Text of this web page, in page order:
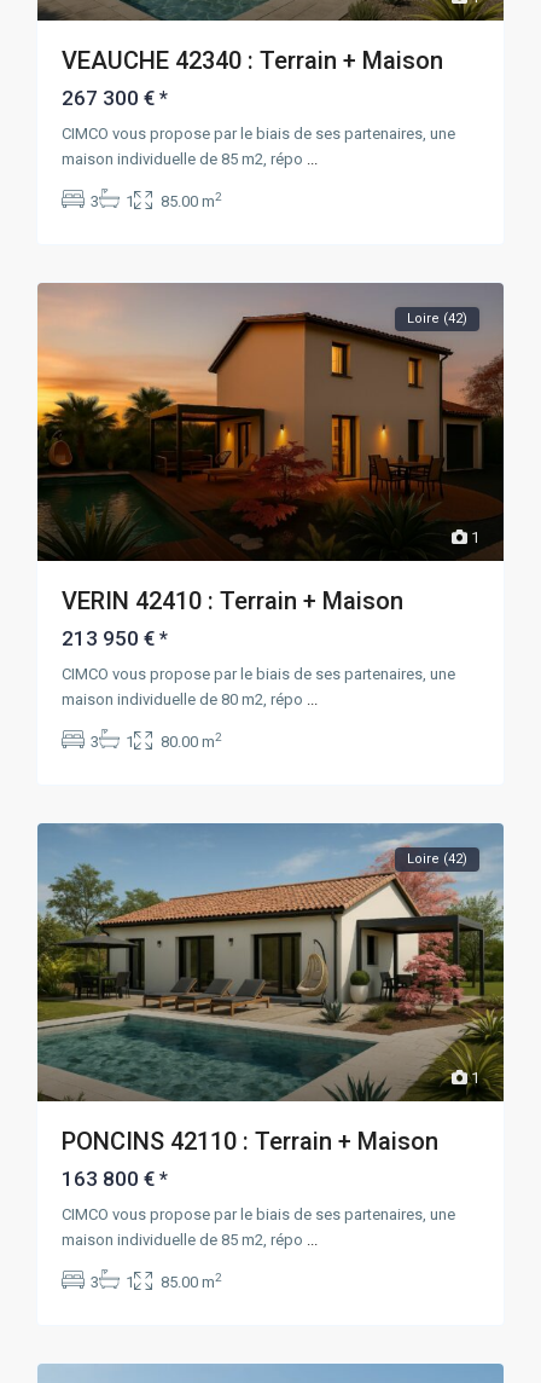
VEAUCHE 42340 : Terrain + Maison
267 300 €*
CIMCO vous propose par le biais de ses partenaires, une
maison individuelle de 85 m2, répo
3 1 85.00 m2
1
Loire (42)
VERIN 42410 : Terrain + Maison
213 950 €*
CIMCO vous propose par le biais de ses partenaires, une
maison individuelle de 80 m2, répo
3 1 80.00 m2
1
Loire (42)
PONCINS 42110 : Terrain + Maison
163 800 €*
CIMCO vous propose par le biais de ses partenaires, une
maison individuelle de 85 m2, répo
3 1 85.00 m2